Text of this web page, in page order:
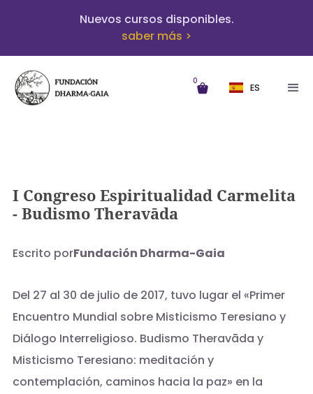
Nuevos cursos disponibles.
saber más >
0
ES
I Congreso Espiritualidad Carmelita
- Budismo Theravāda
Escrito porFundación Dharma-Gaia
Del 27 al 30 de julio de 2017, tuvo lugar el «Primer
Encuentro Mundial sobre Misticismo Teresiano y
Diálogo Interreligioso. Budismo Theravāda y
Misticismo Teresiano: meditación y
contemplación, caminos hacia la paz» en la